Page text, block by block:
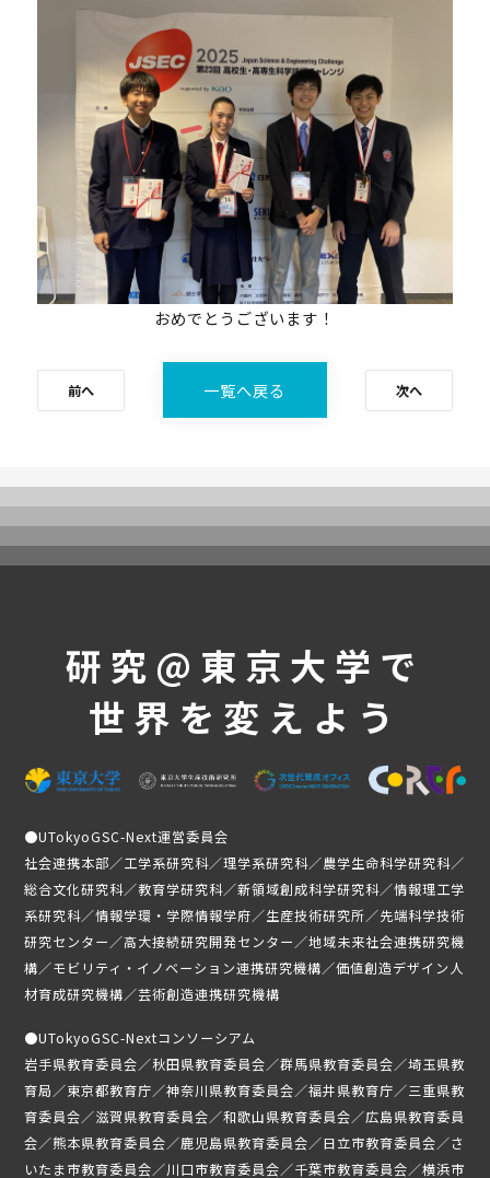
第三段階
よくあるご質問
これまでの活動・成果
講義映像
実績と成果
活動レポート
受講生の声
メンバー紹介
ニュース
募集要項
受講生専用ページ
おめでとうございます！
前へ 一覧へ戻る 次へ
研究@東京大学で
世界を変えよう
●UTokyoGSC-Next運営委員会
社会連携本部／工学系研究科／理学系研究科／農学生命科学研究科／
総合文化研究科／教育学研究科／新領域創成科学研究科／情報理工学
系研究科／情報学環・学際情報学府／生産技術研究所／先端科学技術
研究センター／高大接続研究開発センター／地域未来社会連携研究機
構／モビリティ・イノベーション連携研究機構／価値創造デザイン人
材育成研究機構／芸術創造連携研究機構
●UTokyoGSC-Nextコンソーシアム
岩手県教育委員会／秋田県教育委員会／群馬県教育委員会／埼玉県教
育局／東京都教育庁／神奈川県教育委員会／福井県教育庁／三重県教
育委員会／滋賀県教育委員会／和歌山県教育委員会／広島県教育委員
会／熊本県教育委員会／鹿児島県教育委員会／日立市教育委員会／さ
いたま市教育委員会／川口市教育委員会／千葉市教育委員会／横浜市